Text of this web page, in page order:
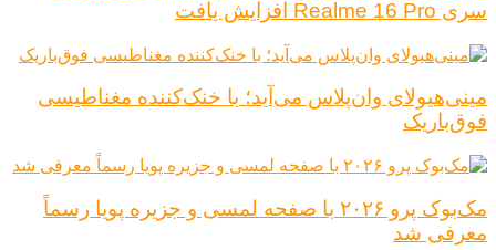
سری Realme 16 Pro افزایش یافت
مینی‌هیولای وان‌پلاس می‌آید؛ با خنک‌کننده مغناطیسی
فوق‌باریک
مک‌بوک پرو ۲۰۲۶ با صفحه لمسی و جزیره پویا رسماً
معرفی شد